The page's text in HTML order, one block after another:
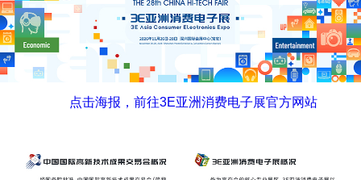
点击海报，前往3E亚洲消费电子展官方网站